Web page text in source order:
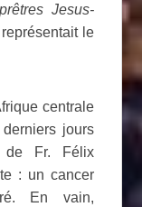
prêtres Jesus-
le
centrale
jours
Fr. Félix
: un cancer
En vain,